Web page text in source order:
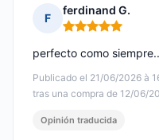
F
ferdinand G.
Nota: 5 de 5
Publicado el 21/06/2026 à
tras una compra de 12/06/
perfecto como
Opinión traducida